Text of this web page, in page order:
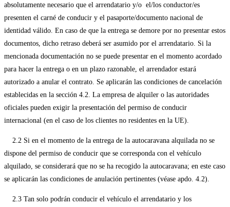
absolutamente necesario que el arrendatario y/o el/los conductor/es
presenten el carné de conducir y el pasaporte/documento nacional de
identidad válido. En caso de que la entrega se demore por no presentar estos
documentos, dicho retraso deberá ser asumido por el arrendatario. Si la
mencionada documentación no se puede presentar en el momento acordado
para hacer la entrega o en un plazo razonable, el arrendador estará
autorizado a anular el contrato. Se aplicarán las condiciones de cancelación
establecidas en la sección 4.2. La empresa de alquiler o las autoridades
oficiales pueden exigir la presentación del permiso de conducir
internacional (en el caso de los clientes no residentes en la UE).
2.2 Si en el momento de la entrega de la autocaravana alquilada no se
dispone del permiso de conducir que se corresponda con el vehículo
alquilado, se considerará que no se ha recogido la autocaravana; en este caso
se aplicarán las condiciones de anulación pertinentes (véase apdo. 4.2).
2.3 Tan solo podrán conducir el vehículo el arrendatario y los